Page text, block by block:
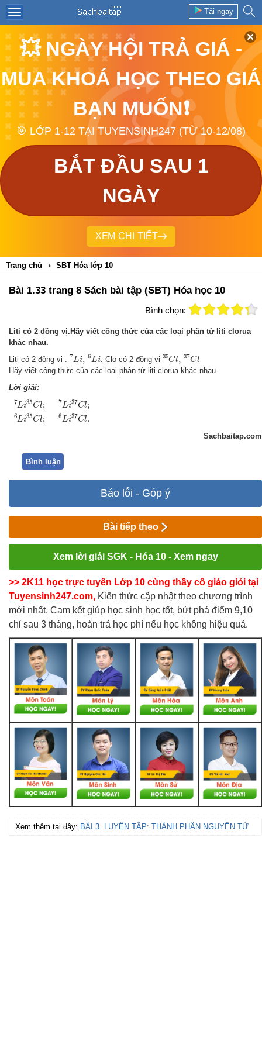
Tải ngay
💥 NGÀY HỘI TRẢ GIÁ -
MUA KHOÁ HỌC THEO GIÁ
BẠN MUỐN❗
🎯 LỚP 1-12 TẠI TUYENSINH247 (TỪ 10-12/08)
BẮT ĐẦU SAU 1
NGÀY
XEM CHI TIẾT
Trang chủ SBT Hóa lớp 10
Bài 1.33 trang 8 Sách bài tập (SBT) Hóa học 10
Bình chọn:
Liti có 2 đồng vị.Hãy viết công thức của các loại phân tử liti clorua
khác nhau.
Liti có 2 đồng vị : 7Li, 6Li
7L , L i
. Clo có 2 đồng vị 35Cl, 37Cl
35C 37Cl
Hãy viết công thức của các loại phân tử liti clorua khác nhau.
Lời giải:
7Li35Cl; 7Li37Cl;
6Li35Cl; 6Li37Cl.
Li35C l;7 37C ;6L i35
Sachbaitap.com
Bình luận
Báo lỗi - Góp ý
Bài tiếp theo
Xem lời giải SGK - Hóa 10 - Xem ngay
>> 2K11 học trực tuyến Lớp 10 cùng thầy cô giáo giỏi tại
Tuyensinh247.com, Kiến thức cập nhật theo chương trình
mới nhất. Cam kết giúp học sinh học tốt, bứt phá điểm 9,10
chỉ sau 3 tháng, hoàn trả học phí nếu học không hiệu quả.
Xem thêm tại đây: BÀI 3. LUYỆN TẬP: THÀNH PHẦN NGUYÊN TỬ